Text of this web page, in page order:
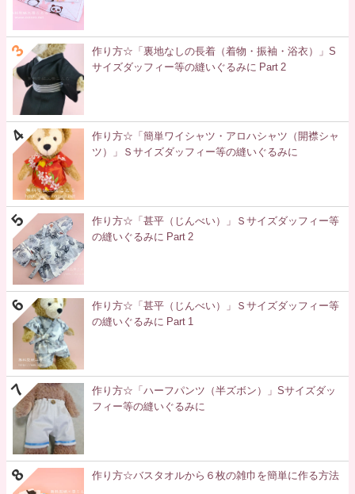
作り方☆「裏地なしの長着（着物・振袖・浴衣）」S
サイズダッフィー等の縫いぐるみに Part 2
作り方☆「簡単ワイシャツ・アロハシャツ（開襟シャ
ツ）」Ｓサイズダッフィー等の縫いぐるみに
作り方☆「甚平（じんべい）」Ｓサイズダッフィー等
の縫いぐるみに Part 2
作り方☆「甚平（じんべい）」Ｓサイズダッフィー等
の縫いぐるみに Part 1
作り方☆「ハーフパンツ（半ズボン）」Sサイズダッ
フィー等の縫いぐるみに
作り方☆バスタオルから６枚の雑巾を簡単に作る方法